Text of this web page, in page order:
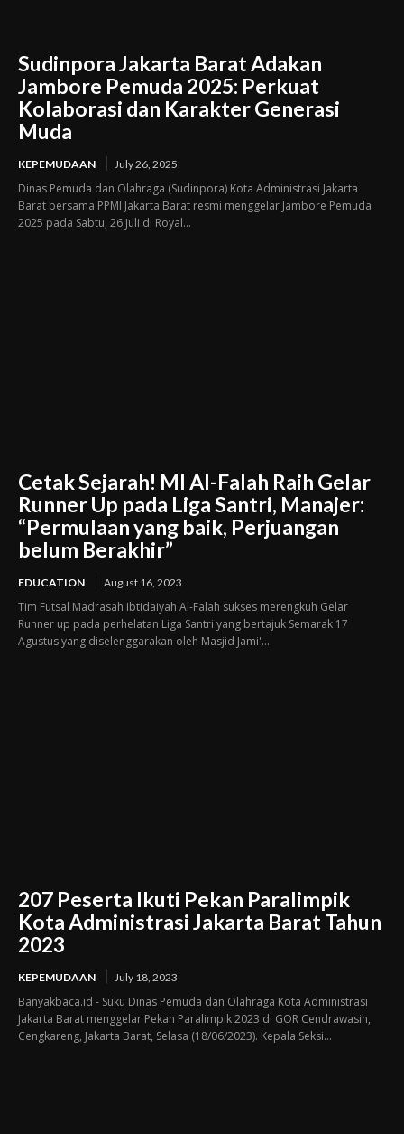
Sudinpora Jakarta Barat Adakan
Jambore Pemuda 2025: Perkuat
Kolaborasi dan Karakter Generasi
Muda
KEPEMUDAAN July 26, 2025
Dinas Pemuda dan Olahraga (Sudinpora) Kota Administrasi Jakarta
Barat bersama PPMI Jakarta Barat resmi menggelar Jambore Pemuda
2025 pada Sabtu, 26 Juli di Royal...
Cetak Sejarah! MI Al-Falah Raih Gelar
Runner Up pada Liga Santri, Manajer:
“Permulaan yang baik, Perjuangan
belum Berakhir”
EDUCATION August 16, 2023
Tim Futsal Madrasah Ibtidaiyah Al-Falah sukses merengkuh Gelar
Runner up pada perhelatan Liga Santri yang bertajuk Semarak 17
Agustus yang diselenggarakan oleh Masjid Jami'...
207 Peserta Ikuti Pekan Paralimpik
Kota Administrasi Jakarta Barat Tahun
2023
KEPEMUDAAN July 18, 2023
Banyakbaca.id - Suku Dinas Pemuda dan Olahraga Kota Administrasi
Jakarta Barat menggelar Pekan Paralimpik 2023 di GOR Cendrawasih,
Cengkareng, Jakarta Barat, Selasa (18/06/2023). Kepala Seksi...